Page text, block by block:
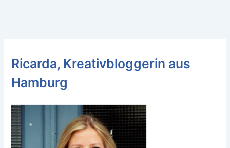
Ricarda, Kreativbloggerin aus
Hamburg